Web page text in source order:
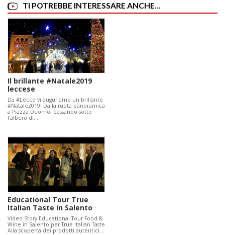
TI POTREBBE INTERESSARE ANCHE...
Il brillante #Natale2019
leccese
Da #Lecce vi auguriamo un brillante
#Natale2019! Dalla ruota panoramica
a Piazza Duomo, passando sotto
l'albero di…
Educational Tour True
Italian Taste in Salento
Video Story Educational Tour Food &
Wine in Salento per True Italian Taste
Alla scoperta dei prodotti autentici…